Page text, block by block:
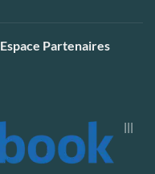
Espace Partenaires
|||